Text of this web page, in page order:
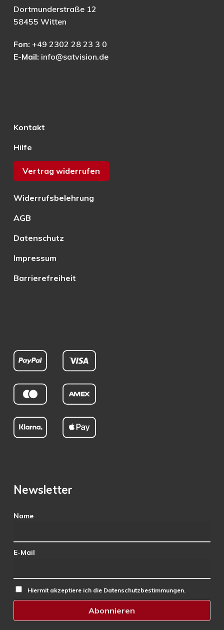
Dortmunderstraße 12
58455 Witten
Fon: +49 2302 28 23 3 0
E-Mail: info@satvision.de
Kontakt
Hilfe
Vertrag widerrufen
Widerrufsbelehrung
AGB
Datenschutz
Impressum
Barrierefreiheit
Newsletter
Name
E-Mail
Hiermit akzeptiere ich die Datenschutzbestimmungen.